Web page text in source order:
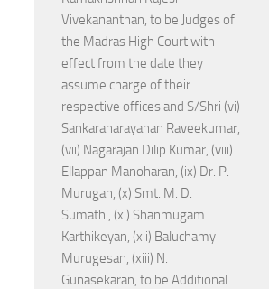
Vivekananthan, to be Judges of
the Madras High Court with
effect from the date they
assume charge of their
respective offices and S/Shri (vi)
Sankaranarayanan Raveekumar,
(vii) Nagarajan Dilip Kumar, (viii)
Ellappan Manoharan, (ix) Dr. P.
Murugan, (x) Smt. M. D.
Sumathi, (xi) Shanmugam
Karthikeyan, (xii) Baluchamy
Murugesan, (xiii) N.
Gunasekaran, to be Additional